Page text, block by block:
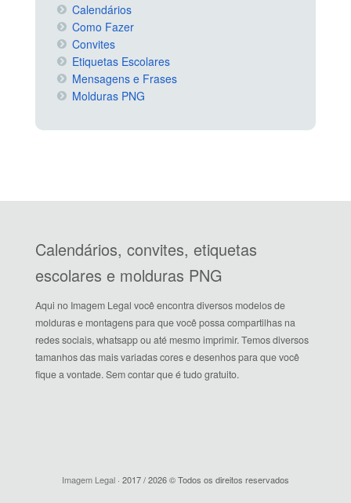
Calendários
Como Fazer
Convites
Etiquetas Escolares
Mensagens e Frases
Molduras PNG
Calendários, convites, etiquetas
escolares e molduras PNG
Aqui no Imagem Legal você encontra diversos modelos de
molduras e montagens para que você possa compartilhas na
redes sociais, whatsapp ou até mesmo imprimir. Temos diversos
tamanhos das mais variadas cores e desenhos para que você
fique a vontade. Sem contar que é tudo gratuito.
Imagem Legal · 2017 / 2026 © Todos os direitos reservados